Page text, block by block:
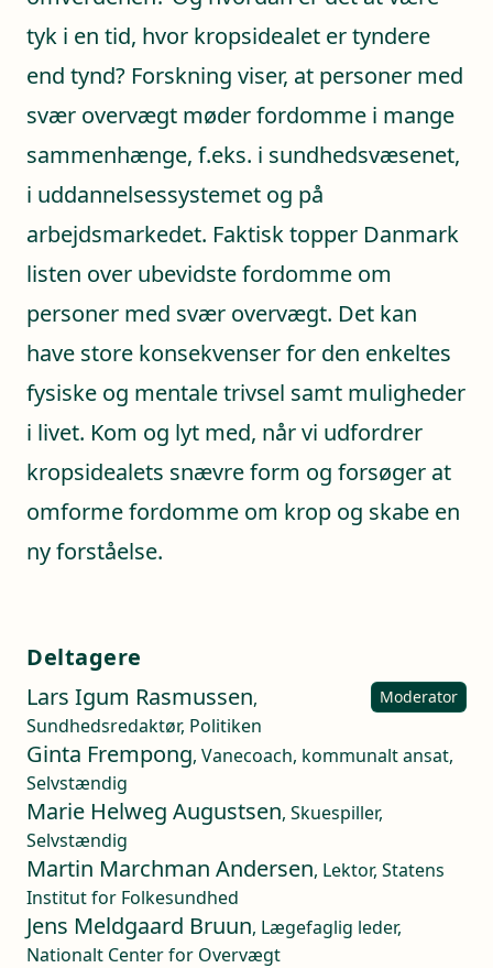
tyk i en tid, hvor kropsidealet er tyndere
end tynd? Forskning viser, at personer med
svær overvægt møder fordomme i mange
sammenhænge, f.eks. i sundhedsvæsenet,
i uddannelsessystemet og på
arbejdsmarkedet. Faktisk topper Danmark
listen over ubevidste fordomme om
personer med svær overvægt. Det kan
have store konsekvenser for den enkeltes
fysiske og mentale trivsel samt muligheder
i livet. Kom og lyt med, når vi udfordrer
kropsidealets snævre form og forsøger at
omforme fordomme om krop og skabe en
ny forståelse.
Deltagere
Lars Igum Rasmussen,
Sundhedsredaktør, Politiken
Moderator
Ginta Frempong, Vanecoach, kommunalt ansat,
Selvstændig
Marie Helweg Augustsen, Skuespiller,
Selvstændig
Martin Marchman Andersen, Lektor, Statens
Institut for Folkesundhed
Jens Meldgaard Bruun, Lægefaglig leder,
Nationalt Center for Overvægt